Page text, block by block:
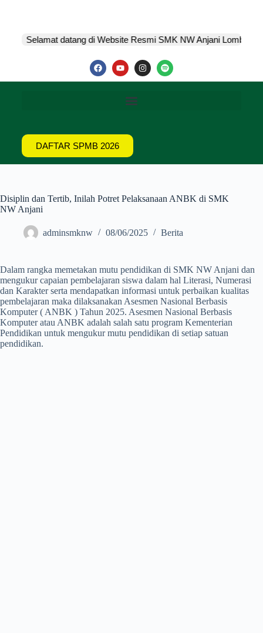
Selamat datang di Website Resmi SMK NW Anjani Lombok
DAFTAR SPMB 2026
Disiplin dan Tertib, Inilah Potret Pelaksanaan ANBK di SMK
NW Anjani
adminsmknw 08/06/2025 Berita
Dalam rangka memetakan mutu pendidikan di SMK NW Anjani dan
mengukur capaian pembelajaran siswa dalam hal Literasi, Numerasi
dan Karakter serta mendapatkan informasi untuk perbaikan kualitas
pembelajaran maka dilaksanakan Asesmen Nasional Berbasis
Komputer ( ANBK ) Tahun 2025. Asesmen Nasional Berbasis
Komputer atau ANBK adalah salah satu program Kementerian
Pendidikan untuk mengukur mutu pendidikan di setiap satuan
pendidikan.